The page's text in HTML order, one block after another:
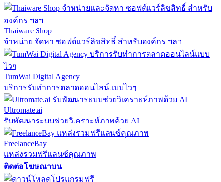
Thaiware Shop
จำหน่าย จัดหา ซอฟต์แวร์ลิขสิทธิ์ สำหรับองค์กร ฯลฯ
TumWai Digital Agency
บริการรับทำการตลาดออนไลน์แบบไวๆ
Ultromate.ai
รับพัฒนาระบบช่วยวิเคราะห์ภาพด้วย AI
FreelanceBay
แหล่งรวมฟรีแลนซ์คุณภาพ
ติดต่อโฆษณาบน